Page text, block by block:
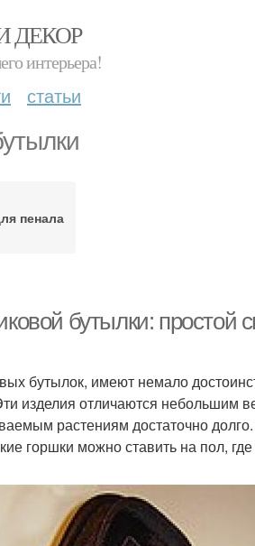
ДЕКОР
интерьера!
статьи
пенала
бутылки: простой
бутылок, имеют немало
изделия отличаются небольшим
растениям достаточно
горшки можно ставить на пол,